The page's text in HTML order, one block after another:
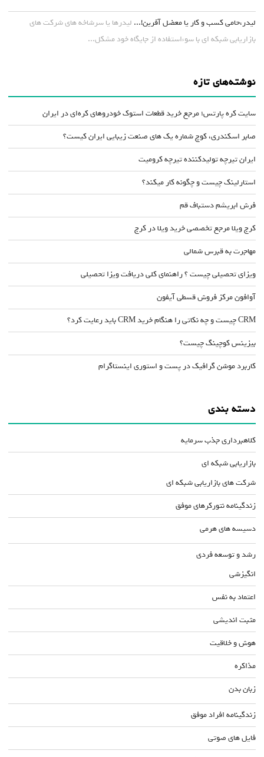
لیدر،حامی کسب و کار یا معضل آفرین!... لیدرها یا سرشاخه های شرکت های
بازاریابی شبکه ای با سوءاستفاده از جایگاه خود مشکل...
نوشته‌های تازه
سایت کره پارتس؛ مرجع خرید قطعات استوک خودروهای کره‌ای در ایران
صابر اسکندری، کوچ شماره یک های صنعت زیبایی ایران کیست؟
ایران تیرچه تولیدکننده تیرچه کرومیت
استارلینک چیست و چگونه کار میکند؟
فرش ابریشم دستباف قم
کرج ویلا مرجع تخصصی خرید ویلا در کرج
مهاجرت به قبرس شمالی
ویزای تحصیلی چیست ؟ راهنمای کلی دریافت ویزا تحصیلی
آوافون مرکز فروش قسطی آیفون
CRM چیست و چه نکاتی را هنگام خرید CRM باید رعایت کرد؟
بیزینس کوچینگ چیست؟
کاربرد موشن گرافیک در پست و استوری اینستاگرام
دسته بندی
کلاهبرداری جذب سرمایه
بازاریابی شبکه ای
شرکت های بازاریابی شبکه ای
زندگینامه نتورکرهای موفق
دسیسه های هرمی
رشد و توسعه فردی
انگیزشی
اعتماد به نفس
مثبت اندیشی
هوش و خلاقیت
مذاکره
زبان بدن
زندگینامه افراد موفق
فایل های صوتی